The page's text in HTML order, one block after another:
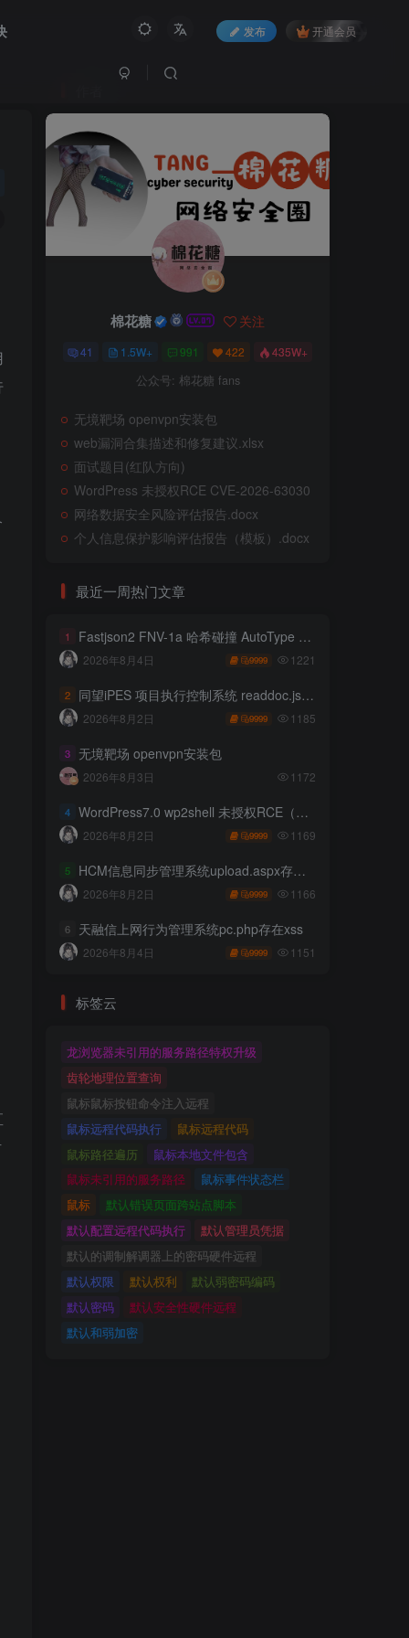
发布 开通会员
棉花糖 关注
41 1.5W+ 991 422 435W+
公众号: 棉花糖 fans
无境靶场 openvpn安装包
web漏洞合集描述和修复建议.xlsx
面试题目(红队方向)
WordPress 未授权RCE CVE-2026-63030
网络数据安全风险评估报告.docx
个人信息保护影响评估报告（模板）.docx
最近一周热门文章
1 Fastjson2 FNV-1a 哈希碰撞 AutoType 绕过远程代码执行
2026年8月4日 9999 1221
2 同望iPES 项目执行控制系统 readdoc.jsp存在任意文件读取
2026年8月2日 9999 1185
3 无境靶场 openvpn安装包
2026年8月3日 1172
4 WordPress7.0 wp2shell 未授权RCE（CVE-2026-63030 CVE-2026-60137）
2026年8月2日 9999 1169
5 HCM信息同步管理系统upload.aspx存在任意文件上传
2026年8月2日 9999 1166
6 天融信上网行为管理系统pc.php存在xss
2026年8月4日 9999 1151
标签云
龙浏览器未引用的服务路径特权升级
齿轮地理位置查询
鼠标鼠标按钮命令注入远程
鼠标远程代码执行
鼠标远程代码
鼠标路径遍历
鼠标本地文件包含
鼠标未引用的服务路径
鼠标事件状态栏
鼠标
默认错误页面跨站点脚本
默认配置远程代码执行
默认管理员凭据
默认的调制解调器上的密码硬件远程
默认权限
默认权利
默认弱密码编码
默认密码
默认安全性硬件远程
默认和弱加密